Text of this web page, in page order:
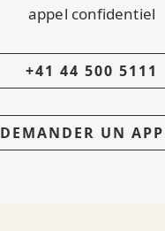
appel confidentiel
+41 44 500 5111
DEMANDER UN